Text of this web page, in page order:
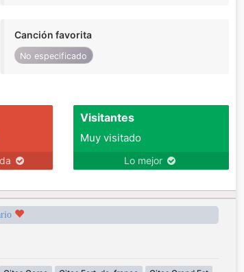
Canción favorita
No especificado
Visitantes
Muy visitado
Lo mejor